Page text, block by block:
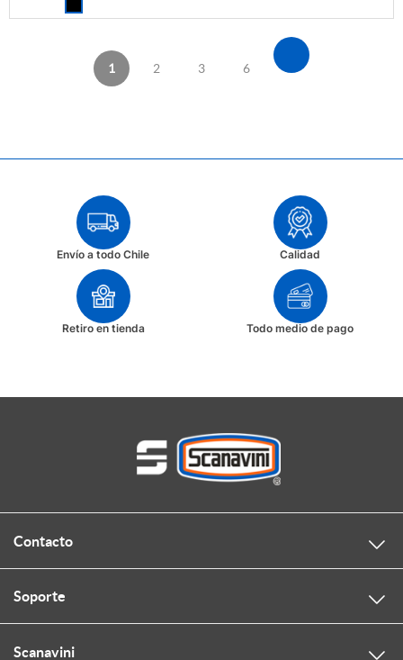
1 2 3 6
Envío a todo Chile Calidad
Retiro en tienda Todo medio de pago
Contacto
Soporte
Scanavini